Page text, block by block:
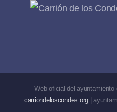
Web oficial del ayuntamiento
carriondeloscondes.org |